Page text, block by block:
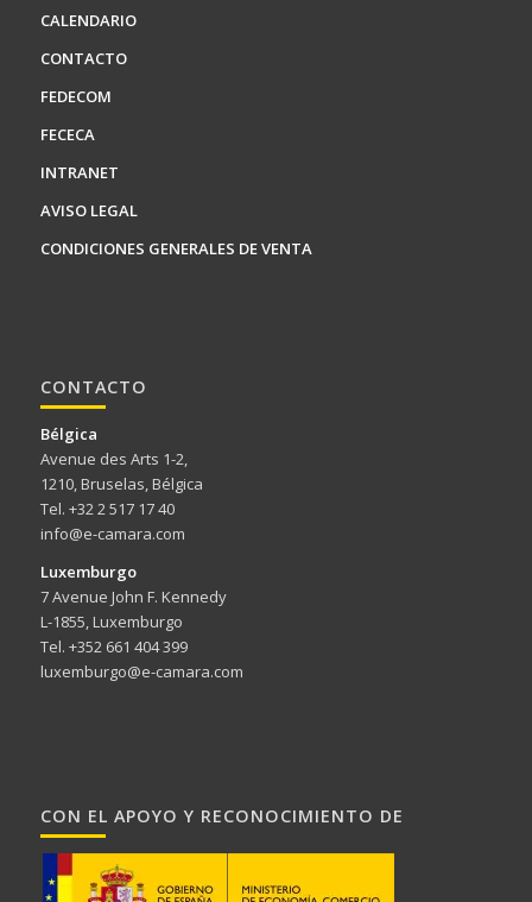
CALENDARIO
CONTACTO
FEDECOM
FECECA
INTRANET
AVISO LEGAL
CONDICIONES GENERALES DE VENTA
CONTACTO
Bélgica
Avenue des Arts 1-2,
1210, Bruselas, Bélgica
Tel. +32 2 517 17 40
info@e-camara.com
Luxemburgo
7 Avenue John F. Kennedy
L-1855, Luxemburgo
Tel. +352 661 404 399
luxemburgo@e-camara.com
CON EL APOYO Y RECONOCIMIENTO DE